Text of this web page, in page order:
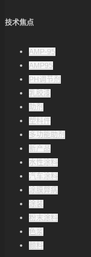
技术焦点
AMP-95
AMP95
PH调节剂
乳胶漆
助剂
塑料件
多功能助剂
新产品
水性涂料
汽车涂料
涂膜弊病
涂装
粉末涂料
色浆
颜料